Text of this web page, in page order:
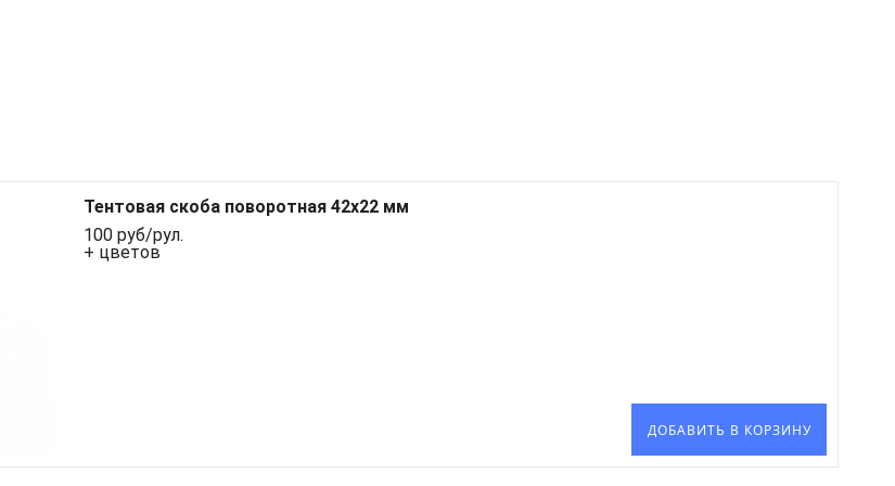
Тентовая скоба поворотная 42х22 мм
100 руб/рул.
+ цветов